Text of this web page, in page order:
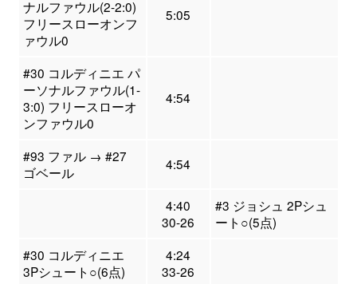
ナルファウル(2-2:0)
フリースローオンフ
ァウル0
5:05
#30 コルディニエ パ
ーソナルファウル(1-
3:0) フリースローオ
ンファウル0
4:54
#93 ファル → #27
ゴベール
4:54
4:40
30-26
#3 ジョシュ 2Pシュ
ート○(5点)
#30 コルディニエ
3Pシュート○(6点)
4:24
33-26